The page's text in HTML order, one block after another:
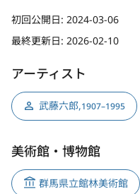
初回公開日: 2024-03-06
最終更新日: 2026-02-10
アーティスト
武藤六郎,1907–1995
美術館・博物館
群馬県立館林美術館